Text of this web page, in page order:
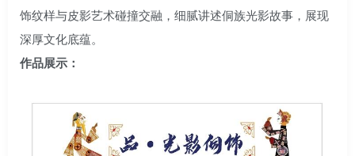
饰纹样与皮影艺术碰撞交融，细腻讲述侗族光影故事，展现
深厚文化底蕴。
作品展示：